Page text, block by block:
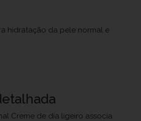
hidratação da pele normal e
Creme de dia ligeiro associa